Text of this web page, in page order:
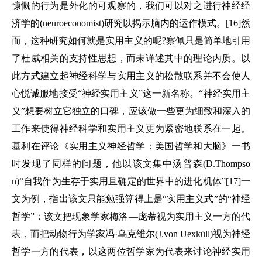
慷慨的行为是外化的可观察的，我们可以对之进行神经经
济学的(neuroeconomist)研究以揭示脑内的运作模式。[16]然
而，这种研究如何就是实用主义的呢?察佩只是简单地引用
了杜威相关的支持性思想，而未详述其中的理论内质。以
此方式建立起神经科学与实用主义的松散联系并不会使人
心悦诚服地接受“神经实用主义”这一新名称。“神经实用主
义”想要树立它独立的口碑，应该做一些更为细致和深入的
工作来使得神经科学和实用主义更为紧密地联系在一起。
基利在评论《实用主义神经哲学：美国哲学和大脑》一书
时发现了同样的问题，他以该文集中汤普森(D.Thompso
n)“自我作为生存于实用且确定的世界中的进化机体”[17]一
文为例，指出该文只能勉强算得上是“实用主义式”的“神经
哲学”；该文把现象学家梅洛—庞蒂视为实用主义一方的代
表，而把动物行为学家冯·乌克维尔(J.von Uexküll)视为神经
哲学一方的代表，以这两位哲学家为代表来讨论神经实用